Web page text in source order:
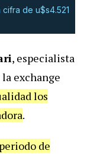
de u$s4.521
, especialista
exchange
los
.
de